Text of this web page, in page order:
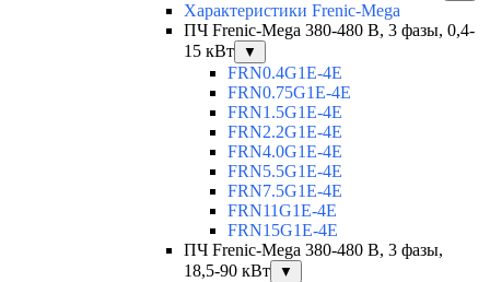
Характеристики Frenic-Mega
ПЧ Frenic-Mega 380-480 В, 3 фазы, 0,4-
15 кВт
▼
FRN0.4G1E-4E
FRN0.75G1E-4E
FRN1.5G1E-4E
FRN2.2G1E-4E
FRN4.0G1E-4E
FRN5.5G1E-4E
FRN7.5G1E-4E
FRN11G1E-4E
FRN15G1E-4E
ПЧ Frenic-Mega 380-480 В, 3 фазы,
18,5-90 кВт
▼